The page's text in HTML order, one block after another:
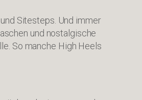
Sitesteps. Und immer
und nostalgische
So manche High Heels